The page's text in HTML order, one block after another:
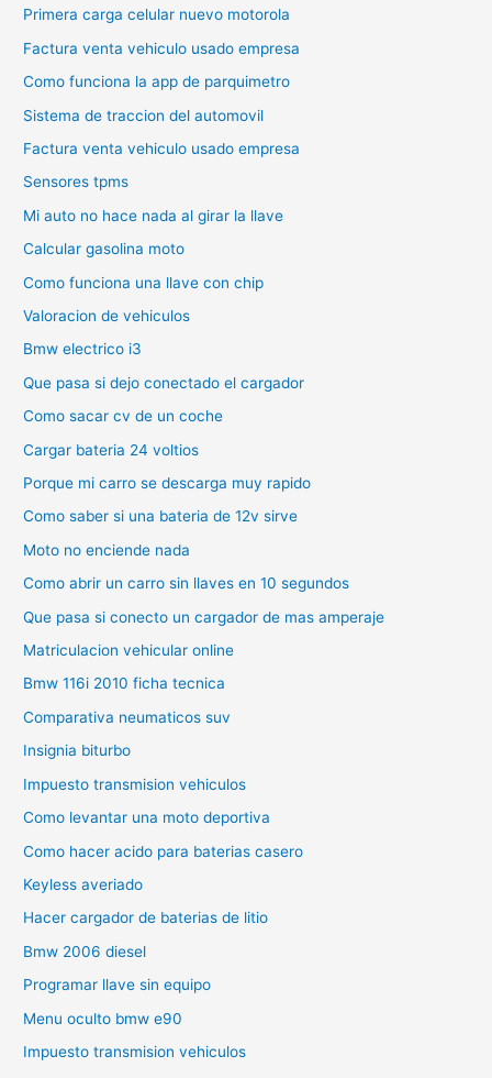
Primera carga celular nuevo motorola
Factura venta vehiculo usado empresa
Como funciona la app de parquimetro
Sistema de traccion del automovil
Factura venta vehiculo usado empresa
Sensores tpms
Mi auto no hace nada al girar la llave
Calcular gasolina moto
Como funciona una llave con chip
Valoracion de vehiculos
Bmw electrico i3
Que pasa si dejo conectado el cargador
Como sacar cv de un coche
Cargar bateria 24 voltios
Porque mi carro se descarga muy rapido
Como saber si una bateria de 12v sirve
Moto no enciende nada
Como abrir un carro sin llaves en 10 segundos
Que pasa si conecto un cargador de mas amperaje
Matriculacion vehicular online
Bmw 116i 2010 ficha tecnica
Comparativa neumaticos suv
Insignia biturbo
Impuesto transmision vehiculos
Como levantar una moto deportiva
Como hacer acido para baterias casero
Keyless averiado
Hacer cargador de baterias de litio
Bmw 2006 diesel
Programar llave sin equipo
Menu oculto bmw e90
Impuesto transmision vehiculos